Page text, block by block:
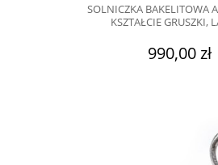
SOLNICZKA BAKELITOWA
KSZTAŁCIE GRUSZKI,
990,00 zł